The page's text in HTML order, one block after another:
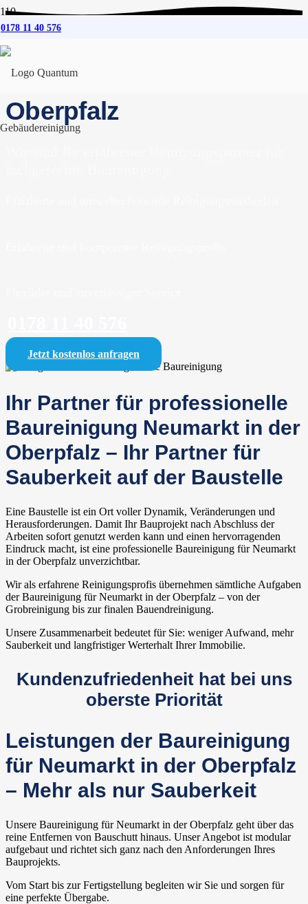
0178 11 40 576
Baureinigung
Neumarkt in der
Oberpfalz
Jetzt kostenlos anfragen
Ihr Partner für professionelle
Baureinigung Neumarkt in der
Oberpfalz – Ihr Partner für
Sauberkeit auf der Baustelle
Eine Baustelle ist ein Ort voller Dynamik, Veränderungen und
Herausforderungen. Damit Ihr Bauprojekt nach Abschluss der
Arbeiten sofort genutzt werden kann und einen hervorragenden
Eindruck macht, ist eine professionelle Baureinigung für Neumarkt
in der Oberpfalz unverzichtbar.
Wir als erfahrene Reinigungsprofis übernehmen sämtliche Aufgaben
der Baureinigung für Neumarkt in der Oberpfalz – von der
Grobreinigung bis zur finalen Bauendreinigung.
Unsere Zusammenarbeit bedeutet für Sie: weniger Aufwand, mehr
Sauberkeit und langfristiger Werterhalt Ihrer Immobilie.
Kundenzufriedenheit hat bei uns
oberste Priorität
Leistungen der Baureinigung
für Neumarkt in der Oberpfalz
– Mehr als nur Sauberkeit
Unsere Baureinigung für Neumarkt in der Oberpfalz geht über das
reine Entfernen von Bauschutt hinaus. Unser Angebot ist modular
aufgebaut und richtet sich ganz nach den Anforderungen Ihres
Bauprojekts.
Vom Start bis zur Fertigstellung begleiten wir Sie und sorgen für
eine perfekte Übergabe.